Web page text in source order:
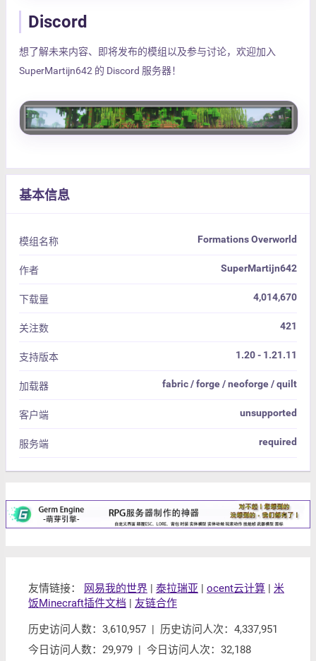
Discord
想了解未来内容、即将发布的模组以及参与讨论，欢迎加入
SuperMartijn642 的 Discord 服务器！
基本信息
模组名称 Formations Overworld
作者 SuperMartijn642
下载量 4,014,670
关注数 421
支持版本 1.20 - 1.21.11
加载器 fabric / forge / neoforge / quilt
客户端 unsupported
服务端 required
友情链接： 网易我的世界 | 泰拉瑞亚 | ocent云计算 | 米
饭Minecraft插件文档 | 友链合作
历史访问人数：3,610,957 | 历史访问人次：4,337,951
今日访问人数：29,979 | 今日访问人次：32,188